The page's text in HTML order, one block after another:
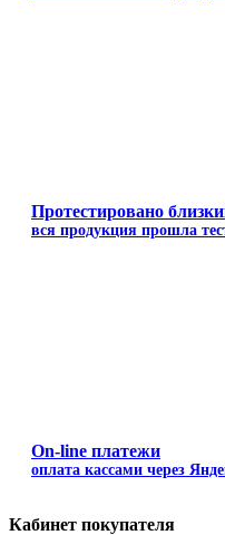
Протестировано
вся продукция прошла
On-line платежи
оплата кассами через
Кабинет покупателя